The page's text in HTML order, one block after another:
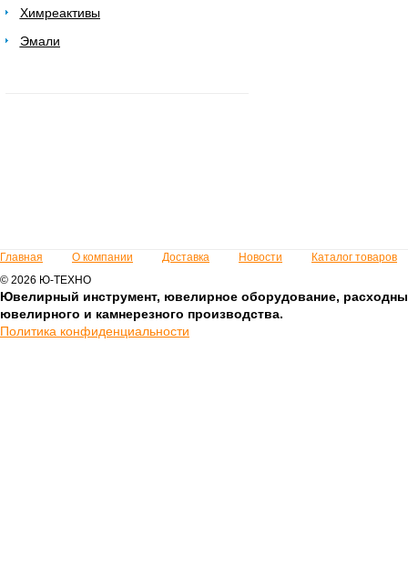
Химреактивы
Эмали
Главная О компании Доставка Новости
Каталог товаров
© 2026 Ю-ТЕХНО
Ювелирный инструмент, ювелирное оборудование,
ювелирного и камнерезного производства.
Политика конфиденциальности